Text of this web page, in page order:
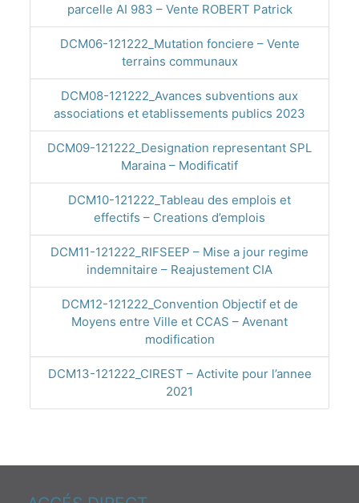
parcelle AI 983 – Vente ROBERT Patrick
DCM06-121222_Mutation fonciere – Vente
terrains communaux
DCM08-121222_Avances subventions aux
associations et etablissements publics 2023
DCM09-121222_Designation representant SPL
Maraina – Modificatif
DCM10-121222_Tableau des emplois et
effectifs – Creations d’emplois
DCM11-121222_RIFSEEP – Mise a jour regime
indemnitaire – Reajustement CIA
DCM12-121222_Convention Objectif et de
Moyens entre Ville et CCAS – Avenant
modification
DCM13-121222_CIREST – Activite pour l’annee
2021